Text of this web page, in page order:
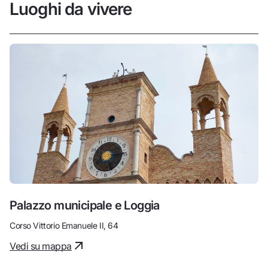
Luoghi da vivere
Palazzo municipale e Loggia
Corso Vittorio Emanuele II, 64
Vedi su mappa